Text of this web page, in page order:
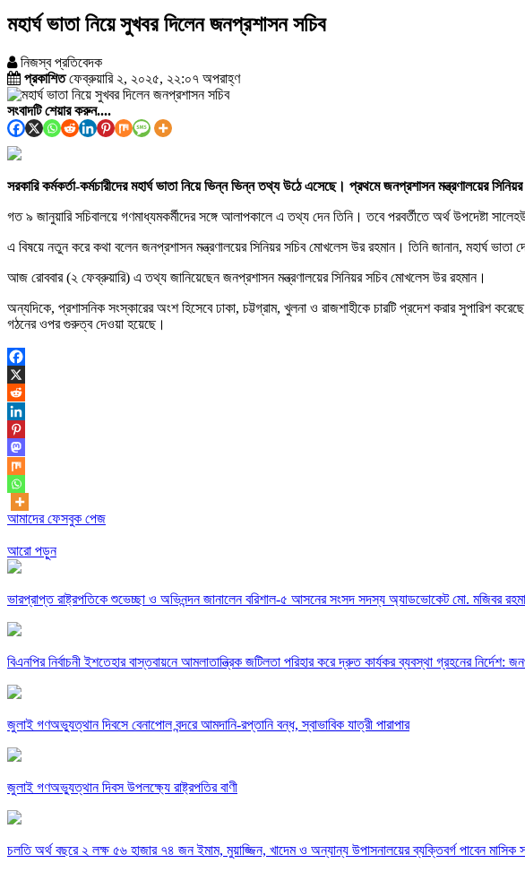
মহার্ঘ ভাতা নিয়ে সুখবর দিলেন জনপ্রশাসন সচিব
নিজস্ব প্রতিবেদক
প্রকাশিতফেব্রুয়ারি ২, ২০২৫, ২২:০৭ অপরাহ্ণ
সংবাদটি শেয়ার করুন....
সরকারি কর্মকর্তা-কর্মচারীদের মহার্ঘ ভাতা নিয়ে ভিন্ন ভিন্ন তথ্য উঠে এসেছে। প্রথমে জনপ্রশাসন মন্ত্রণালয়ের
গত ৯ জানুয়ারি সচিবালয়ে গণমাধ্যমকর্মীদের সঙ্গে আলাপকালে এ তথ্য দেন তিনি। তবে পরবর্তীতে অর্থ উপদেষ্টা
এ বিষয়ে নতুন করে কথা বলেন জনপ্রশাসন মন্ত্রণালয়ের সিনিয়র সচিব মোখলেস উর রহমান। তিনি জানান, মহার্ঘ
আজ রোববার (২ ফেব্রুয়ারি) এ তথ্য জানিয়েছেন জনপ্রশাসন মন্ত্রণালয়ের সিনিয়র সচিব মোখলেস উর রহমান।
অন্যদিকে, প্রশাসনিক সংস্কারের অংশ হিসেবে ঢাকা, চট্টগ্রাম, খুলনা ও রাজশাহীকে চারটি প্রদেশ করার সুপারিশ
গঠনের ওপর গুরুত্ব দেওয়া হয়েছে।
আমাদের ফেসবুক পেজ
আরো পড়ুন
ভারপ্রাপ্ত রাষ্ট্রপতিকে শুভেচ্ছা ও অভিনন্দন জানালেন বরিশাল-৫ আসনের সংসদ সদস্য অ্যাডভোকেট মো. মজিবর
বিএনপির নির্বাচনী ইশতেহার বাস্তবায়নে আমলাতান্ত্রিক জটিলতা পরিহার করে দ্রুত কার্যকর ব্যবস্থা গ্রহনের নির্দেশ:
জুলাই গণঅভ্যুত্থান দিবসে বেনাপোল বন্দরে আমদানি-রপ্তানি বন্ধ, স্বাভাবিক যাত্রী পারাপার
জুলাই গণঅভ্যুত্থান দিবস উপলক্ষ্যে রাষ্ট্রপতির বাণী
চলতি অর্থ বছরে ২ লক্ষ ৫৬ হাজার ৭৪ জন ইমাম, মুয়াজ্জিন, খাদেম ও অন্যান্য উপাসনালয়ের ব্যক্তিবর্গ পাবেন মাসিক